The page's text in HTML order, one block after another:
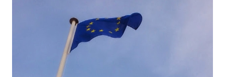
conflittualità insita nei movimenti sovranisti-nazionalisti.
Nella recente storia il contrapporsi dei sovranismi-
nazionalismi ha portato sempre alla guerra. Al contrario
una cittadinanza federale europea sareb...